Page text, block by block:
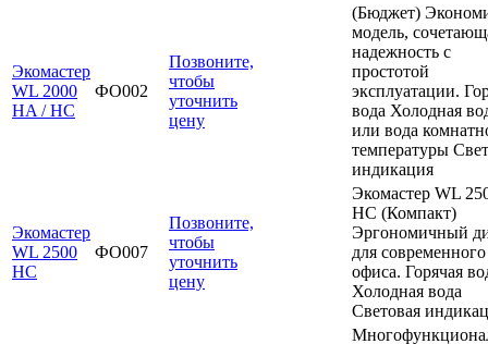
Экомастер
WL 2000
HA / HC
ФО002
Позвоните,
чтобы
уточнить
цену
(Бюджет)
модель,
надежность с
простотой
эксплуатации.
вода Холодная
или вода
температуры
индикация
Экомастер
WL 2500
HC
ФО007
Позвоните,
чтобы
уточнить
цену
Экомастер WL
HC (Компакт)
Эргономичный
для современного
офиса. Горячая
Холодная вода
Световая